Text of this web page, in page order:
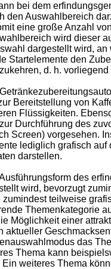
bei dem
den Auswahlbereich
eine große Anzahl
wird dieser
dargestellt wird,
Startelemente den
d. h.
Bereitstellung von
Flüssigkeiten.
Durchführung des
Screen) vorgesehen.
lediglich grafisch
darstellen.
des
wird, bevorzugt
teilweise
Themenkategorie
Möglichkeit einer
aktueller
das
Thema kann
weiteres Thema